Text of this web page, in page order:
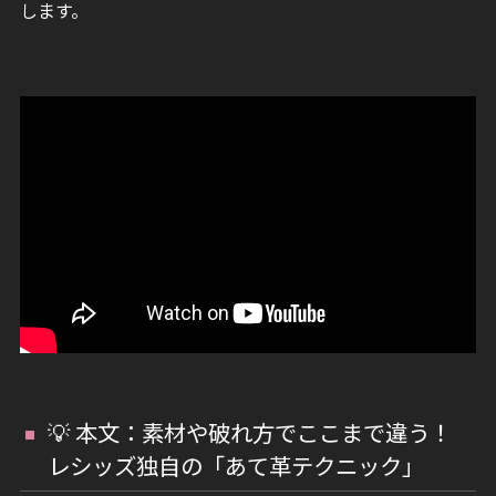
します。
💡 本文：素材や破れ方でここまで違う！
レシッズ独自の「あて革テクニック」